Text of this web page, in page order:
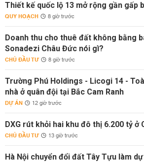
Thiết kế quốc lộ 13 mở rộng gần gấp
QUY HOẠCH 8 giờ trước
Doanh thu cho thuê đất không bằng
Sonadezi Châu Đức nói gì?
CHỦ ĐẦU TƯ 8 giờ trước
Trường Phú Holdings - Licogi 14 -
nhà ở quân đội tại Bắc Cam Ranh
DỰ ÁN 12 giờ trước
DXG rút khỏi hai khu đô thị 6.200 tỷ ở
CHỦ ĐẦU TƯ 13 giờ trước
Hà Nội chuyển đổi đất Tây Tựu làm